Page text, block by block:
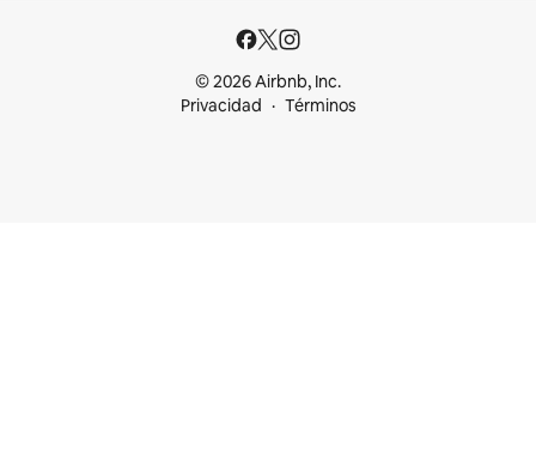
© 2026 Airbnb, Inc.
Privacidad
Términos